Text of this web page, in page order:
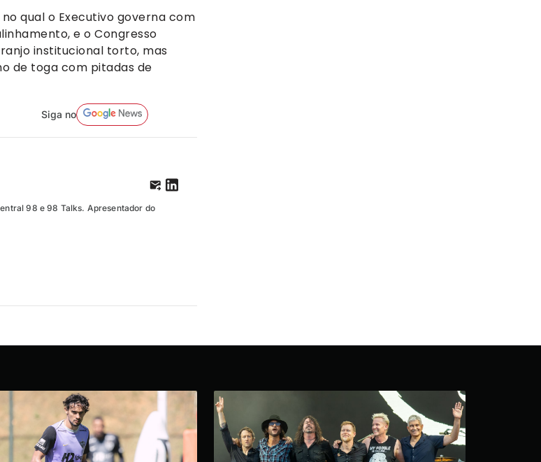
qual o Executivo governa com
e o Congresso
institucional torto, mas
de toga com pitadas de
Siga no
98 e 98 Talks. Apresentador do